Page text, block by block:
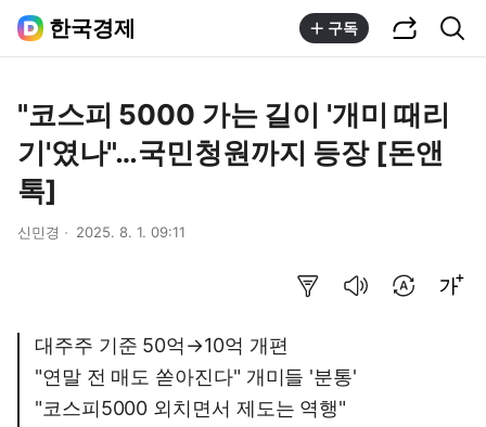
한국경제 구독
"코스피 5000 가는 길이 '개미 때리
기'였나"…국민청원까지 등장 [돈앤
톡]
신민경 2025. 8. 1. 09:11
대주주 기준 50억→10억 개편
"연말 전 매도 쏟아진다" 개미들 '분통'
"코스피5000 외치면서 제도는 역행"